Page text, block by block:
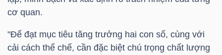
cơ quan.
"Để đạt mục tiêu tăng trưởng hai con số, cùng với
cải cách thể chế, cần đặc biệt chú trọng chất lượng
YẾU